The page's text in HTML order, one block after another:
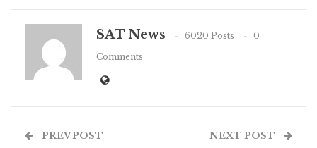
SAT News 6020 Posts
0
Comments
PREV POST NEXT POST